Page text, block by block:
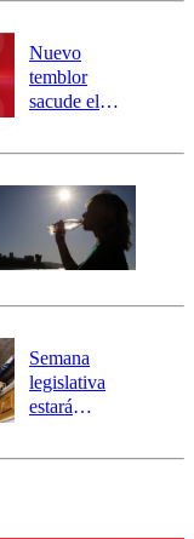
Nuevo
temblor
sacude el
revisa la
epicentro
Semana
legislativa
estará
el fin de la